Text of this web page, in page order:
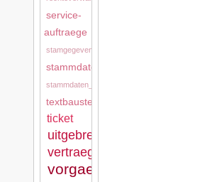
service-
auftraege
stamgegevens
stammdaten
stammdaten_tkd
textbausteine
ticket
uitgebreide_stamgegevens
vertraege
vorgaenge